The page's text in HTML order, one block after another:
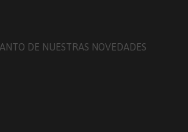
DE NUESTRAS NOVEDADES